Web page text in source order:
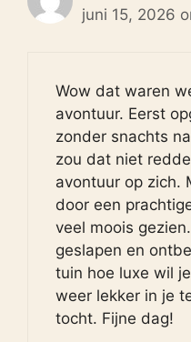
juni 15, 2026
Wow dat waren
avontuur. Eerst
zonder snachts
zou dat niet
avontuur op zich.
door een
veel moois
geslapen en
tuin hoe luxe wil
weer lekker in je
tocht. Fijne dag!